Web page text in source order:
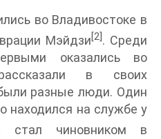
во Владивостоке в
Мэйдзи[2]. Среди
оказались во
в своих
разные люди. Один
находился на службе у
чиновником в